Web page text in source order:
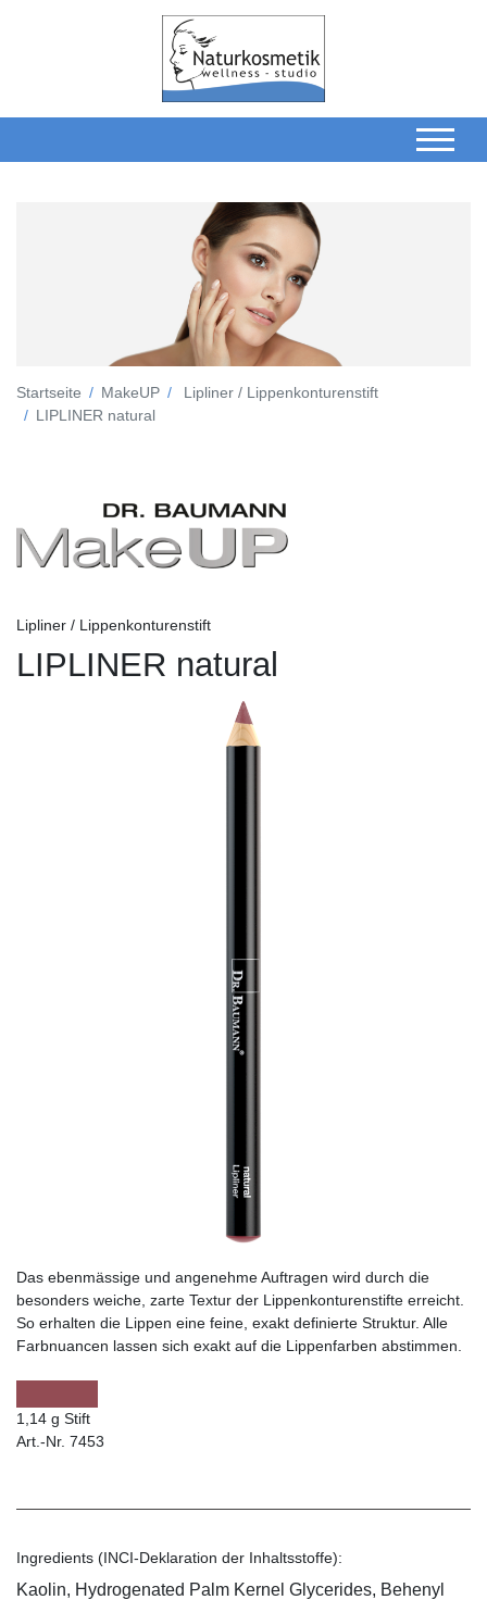
Startseite MakeUP
Lipliner / Lippenkonturenstift
LIPLINER natural
Lipliner / Lippenkonturenstift
LIPLINER natural
Das ebenmässige und angenehme Auftragen wird durch die
besonders weiche, zarte Textur der Lippenkonturenstifte erreicht.
So erhalten die Lippen eine feine, exakt definierte Struktur. Alle
Farbnuancen lassen sich exakt auf die Lippenfarben abstimmen.
1,14 g Stift
Art.-Nr. 7453
Ingredients (INCI-Deklaration der Inhaltsstoffe):
Kaolin, Hydrogenated Palm Kernel Glycerides, Behenyl